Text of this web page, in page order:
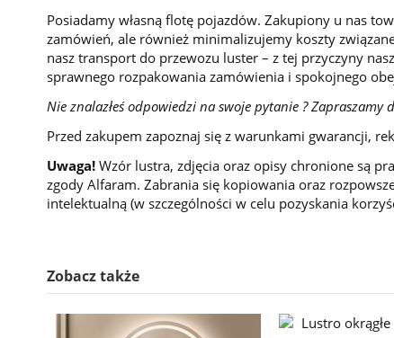
Posiadamy własną flotę pojazdów. Zakupiony u nas
zamówień, ale również minimalizujemy koszty
nasz transport do przewozu luster – z tej przyczyny
sprawnego rozpakowania zamówienia i spokojnego
Nie znalazłeś odpowiedzi na swoje pytanie ? Zapraszamy
Przed zakupem zapoznaj się z warunkami gwarancji,
Uwaga! Wzór lustra, zdjęcia oraz opisy chronione są
zgody Alfaram. Zabrania się kopiowania oraz
intelektualną (w szczególności w celu pozyskania
Zobacz także